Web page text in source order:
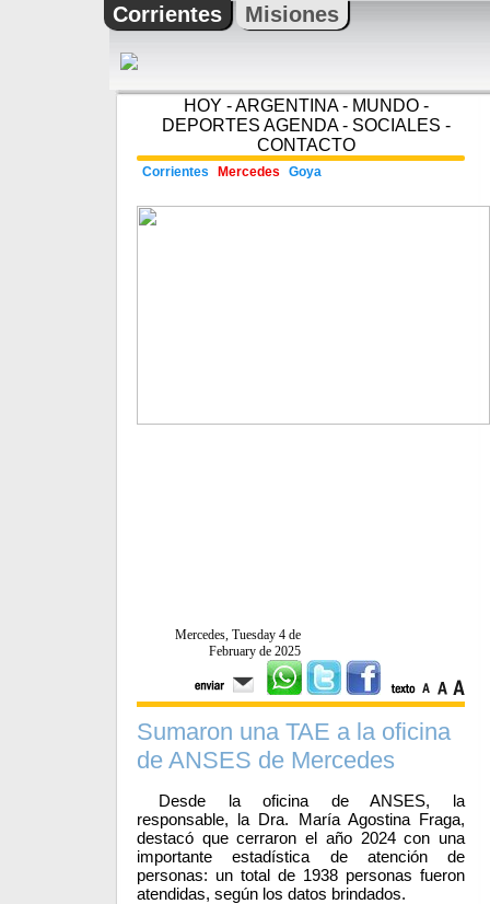
Corrientes Misiones
HOY -ARGENTINA- MUNDO -
DEPORTES AGENDA- SOCIALES -
CONTACTO
Corrientes Mercedes Goya
Mercedes, Tuesday 4 de
February de 2025
Sumaron una TAE a la oficina
de ANSES de Mercedes
Desde la oficina de ANSES, la
responsable, la Dra. María Agostina Fraga,
destacó que cerraron el año 2024 con una
importante estadística de atención de
personas: un total de 1938 personas fueron
atendidas, según los datos brindados.